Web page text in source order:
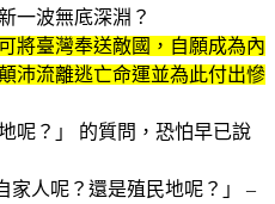
一波無底深淵？
將臺灣奉送敵國，自願成為內
沛流離逃亡命運並為此付出慘
呢？」 的質問，恐怕早已說
家人呢？還是殖民地呢？」 –